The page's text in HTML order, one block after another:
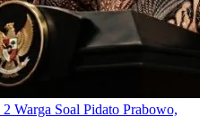
Warga Soal Pidato Prabowo,